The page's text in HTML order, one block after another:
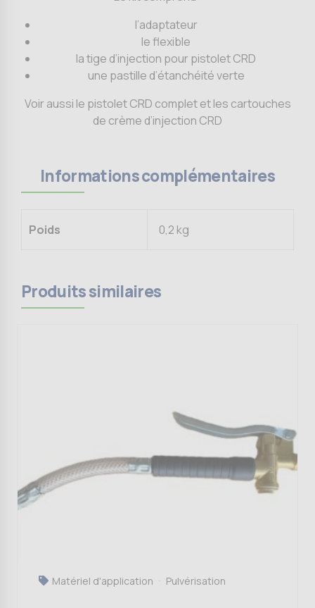
l’adaptateur
le flexible
la tige d’injection pour pistolet CRD
une pastille d’étanchéité verte
Voir aussi le pistolet CRD complet et les cartouches
de crème d’injection CRD
Informations complémentaires
Poids 0,2 kg
Produits similaires
Matériel d'application Pulvérisation